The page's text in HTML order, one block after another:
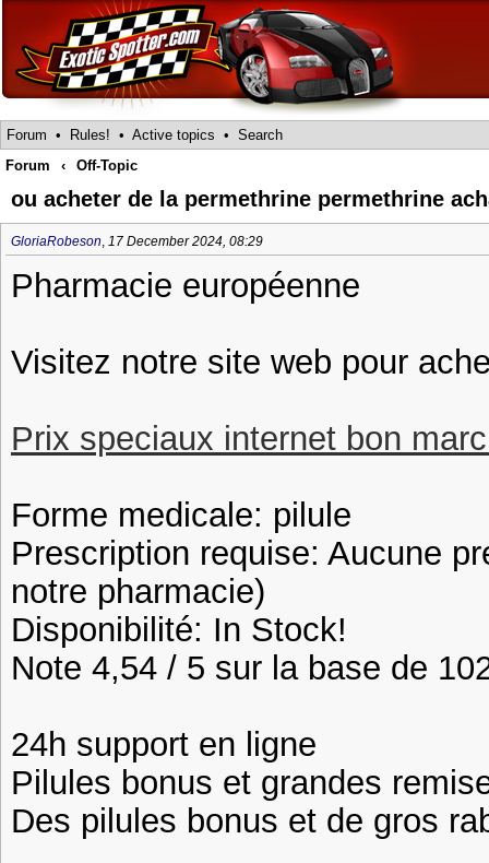
Forum • Rules! • Active topics • Search
Forum
‹ Off-Topic
ou acheter de la permethrine permethrine
GloriaRobeson, 17 December 2024, 08:29
Pharmacie européenne
Visitez notre site web pour
Prix speciaux internet bon
Forme medicale: pilule
Prescription requise: Aucune
notre pharmacie)
Disponibilité: In Stock!
Note 4,54 / 5 sur la base de
24h support en ligne
Pilules bonus et grandes
Des pilules bonus et de gros